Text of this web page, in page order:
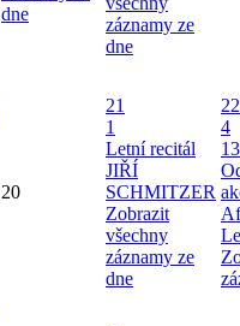
dne
záznamy ze
dne
20
21
1
Letní recitál
JIŘÍ
SCHMITZER
Zobrazit
všechny
záznamy ze
dne
22
4